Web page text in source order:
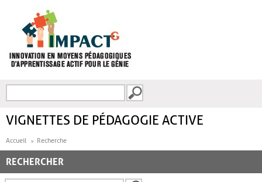
FORMULAIRE DE
VIGNETTES DE PÉDAGOGIE ACTIVE
Accueil Recherche
RECHERCHER